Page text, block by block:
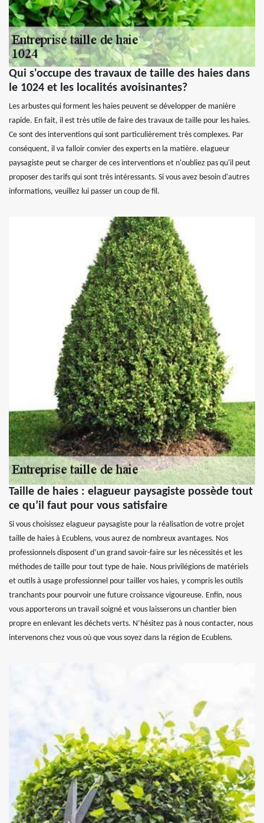
Qui s'occupe des travaux de taille des haies dans
le 1024 et les localités avoisinantes?
Les arbustes qui forment les haies peuvent se développer de manière
rapide. En fait, il est très utile de faire des travaux de taille pour les haies.
Ce sont des interventions qui sont particulièrement très complexes. Par
conséquent, il va falloir convier des experts en la matière. elagueur
paysagiste peut se charger de ces interventions et n'oubliez pas qu'il peut
proposer des tarifs qui sont très intéressants. Si vous avez besoin d'autres
informations, veuillez lui passer un coup de fil.
Taille de haies : elagueur paysagiste possède tout
ce qu’il faut pour vous satisfaire
Si vous choisissez elagueur paysagiste pour la réalisation de votre projet
taille de haies à Ecublens, vous aurez de nombreux avantages. Nos
professionnels disposent d’un grand savoir-faire sur les nécessités et les
méthodes de taille pour tout type de haie. Nous privilégions de matériels
et outils à usage professionnel pour tailler vos haies, y compris les outils
tranchants pour pourvoir une future croissance vigoureuse. Enfin, nous
vous apporterons un travail soigné et vous laisserons un chantier bien
propre en enlevant les déchets verts. N’hésitez pas à nous contacter, nous
intervenons chez vous où que vous soyez dans la région de Ecublens.